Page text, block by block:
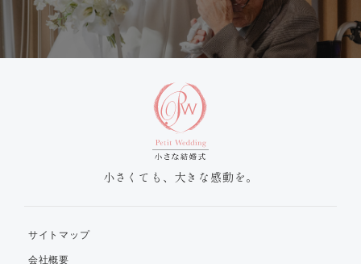
小さくても、大きな感動を。
サイトマップ
会社概要